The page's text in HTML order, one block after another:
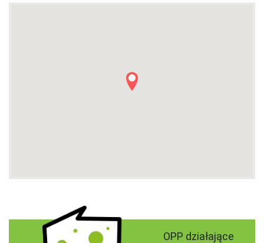
OPP działające